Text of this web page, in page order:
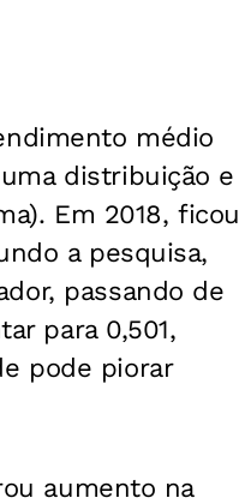
médio
distribuição e
Em 2018, ficou
a pesquisa,
passando de
para 0,501,
pode piorar
aumento na